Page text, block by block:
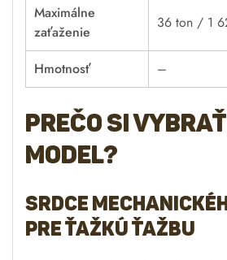
Maximálne
zaťaženie
36 ton / 1
Hmotnosť –
Prečo si
model?
Srdce
pre ťažkú ťažbu